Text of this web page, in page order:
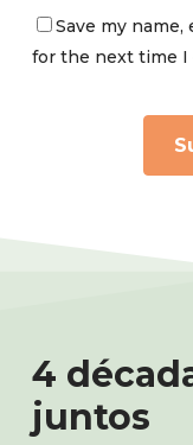
Save my
for the next time I
4
juntos